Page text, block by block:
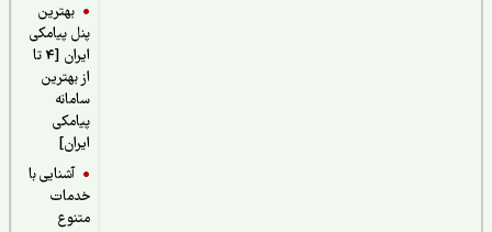
بهترین
پنل پیامکی
ایران [4 تا
از بهترین
سامانه
پیامکی
آشنایی با
خدمات